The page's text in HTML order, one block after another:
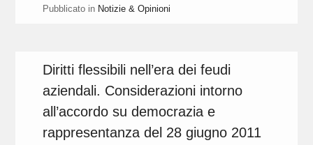
Pubblicato in Notizie & Opinioni
Diritti flessibili nell’era dei feudi
aziendali. Considerazioni intorno
all’accordo su democrazia e
rappresentanza del 28 giugno 2011